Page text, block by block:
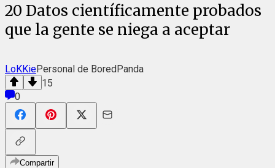
20 Datos científicamente probados
que la gente se niega a aceptar
LoKKiePersonal de BoredPanda
15
0
Compartir